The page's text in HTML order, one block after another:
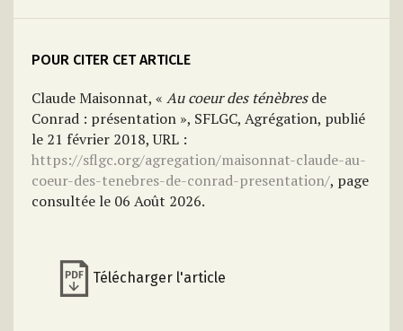
POUR CITER CET ARTICLE
Claude Maisonnat, « Au coeur des ténèbresde
Conrad : présentation », SFLGC, Agrégation, publié
le 21 février 2018, URL :
https://sflgc.org/agregation/maisonnat-claude-au-
coeur-des-tenebres-de-conrad-presentation/, page
consultée le 06 Août 2026.
Télécharger l'article